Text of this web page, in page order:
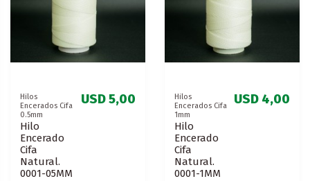
Hilos
Encerados Cifa
0.5mm
Hilo
Encerado
Cifa
Natural.
0001-05MM
USD 5,00
Hilos
Encerados Cifa
1mm
Hilo
Encerado
Cifa
Natural.
0001-1MM
USD 4,00